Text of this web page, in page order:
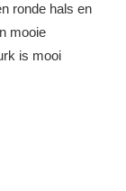
ronde hals en
mooie
is mooi